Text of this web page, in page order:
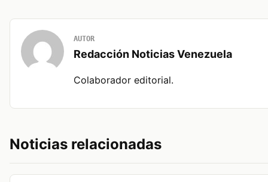
AUTOR
Redacción Noticias Venezuela
Colaborador editorial.
Noticias relacionadas